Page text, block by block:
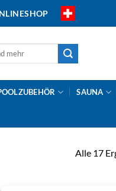
SAUNA
Alle 17